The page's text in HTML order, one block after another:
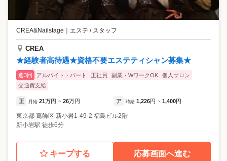
CREA&Nailstage エステ / スタッフ
CREA
★経験者高待遇★資格不要エステティシャン募集★
週3回 アルバイト・パート 正社員 副業・WワークOK
個人サロン
交通費支給
正 月給 21万円 ~ 26万円 ア 時給 1,226円 ~ 1,400円
東京都 葛飾区 新小岩1-49-2 福島ビル2階
新小岩駅 徒歩6分
キープする 応募画面へ進む